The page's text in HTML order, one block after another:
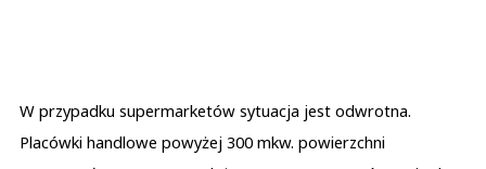
W przypadku supermarketów sytuacja jest odwrotna.
Placówki handlowe powyżej 300 mkw. powierzchni